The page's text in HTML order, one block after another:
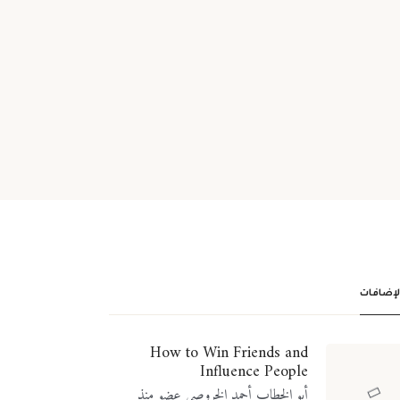
How to Win Friends and
Influence People